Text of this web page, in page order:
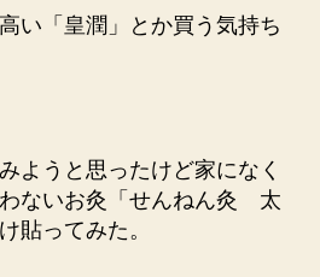
い「皇潤」とか買う気持ち
ようと思ったけど家になく
ないお灸「せんねん灸 太
貼ってみた。